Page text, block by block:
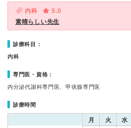
内科
5.0
素晴らしい先生
診療科目：
内科
専門医・資格：
内分泌代謝科専門医、甲状腺専門医
診療時間
月 火 水